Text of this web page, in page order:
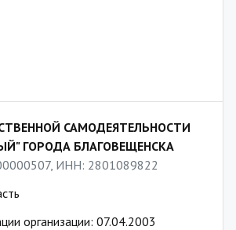
САМОДЕЯТЕЛЬНОСТИ
ГОРОДА БЛАГОВЕЩЕНСКА
ИНН: 2801089822
организации: 07.04.2003